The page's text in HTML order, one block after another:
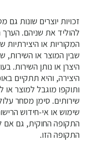
זכויות יוצרים שונות
להוליד את שניהם. הערך
המקוריות או
שבין המוצר או השירות,
היצרן או נותן השירות.
היצירה, והיא תתקיים
ותוקפו מוגבל למוצר או
שירותים. סימן מסחר
שימוש או אי-חידוש
התקופה החוקית, גם אם
התקופה הזו.